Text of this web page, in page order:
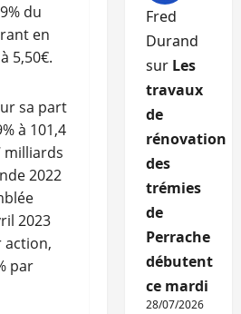
du
en
5,50€.
sa part
à 101,4
milliards
2022
2023
action,
par
Fred
Durand
sur Les
travaux
de
rénovation
des
trémies
de
Perrache
débutent
ce mardi
28/07/2026